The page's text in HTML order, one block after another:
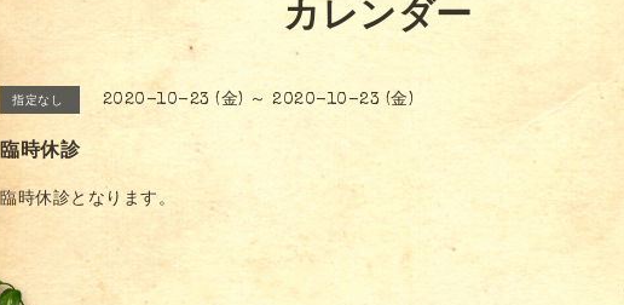
カレンダー
指定なし 2020-10-23 (金) ～ 2020-10-23 (金)
臨時休診
臨時休診となります。